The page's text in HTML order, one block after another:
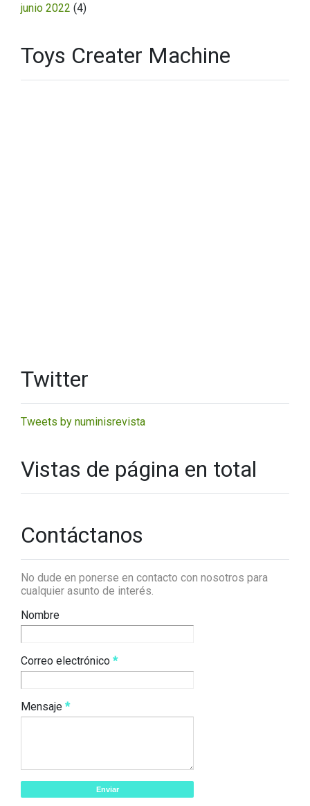
junio 2022 (4)
Toys Creater Machine
Twitter
Tweets by numinisrevista
Vistas de página en total
Contáctanos
No dude en ponerse en contacto con nosotros para
cualquier asunto de interés.
Nombre
Correo electrónico *
Mensaje *